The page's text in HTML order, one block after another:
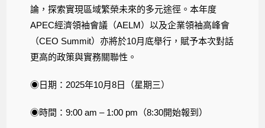
論，探索實現區域繁榮未來的多元途徑。本年度
APEC經濟領袖會議（AELM）以及企業領袖高峰會
（CEO Summit）亦將於10月底舉行，賦予本次對話
更高的政策與實務關聯性。
◉日期：2025年10月8日（星期三）
◉時間：9:00 am – 1:00 pm（8:30開始報到）